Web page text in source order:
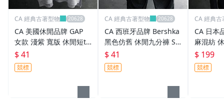
CA 經典古著型物
CA 美國休閒品牌 GAP
女款 淺紫 寬版 休閒短t
XS號 一元起標無底價U3
47
$ 41
競標
CA 經典古著型物
CA 西班牙品牌 Bershka
黑色仿舊 休閒九分褲 S
號 一元起標無底價U546
$ 41
競標
CA 經典古
CA 日本
麻混紡
號 一元
$ 199
競標